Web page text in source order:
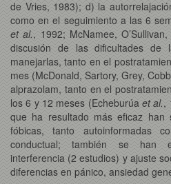
de Vries, 1983); d) la
como en el seguimiento a las 6
et al., 1992; McNamee,
discusión de las dificultades de
manejarlas, tanto en el
mes (McDonald, Sartory, Grey,
alprazolam, tanto en el
los 6 y 12 meses (Echeburúa et al.,
que ha resultado más eficaz han
fóbicas, tanto autoinformadas
conductual; también se han
interferencia (2 estudios) y ajuste
diferencias en pánico, ansiedad